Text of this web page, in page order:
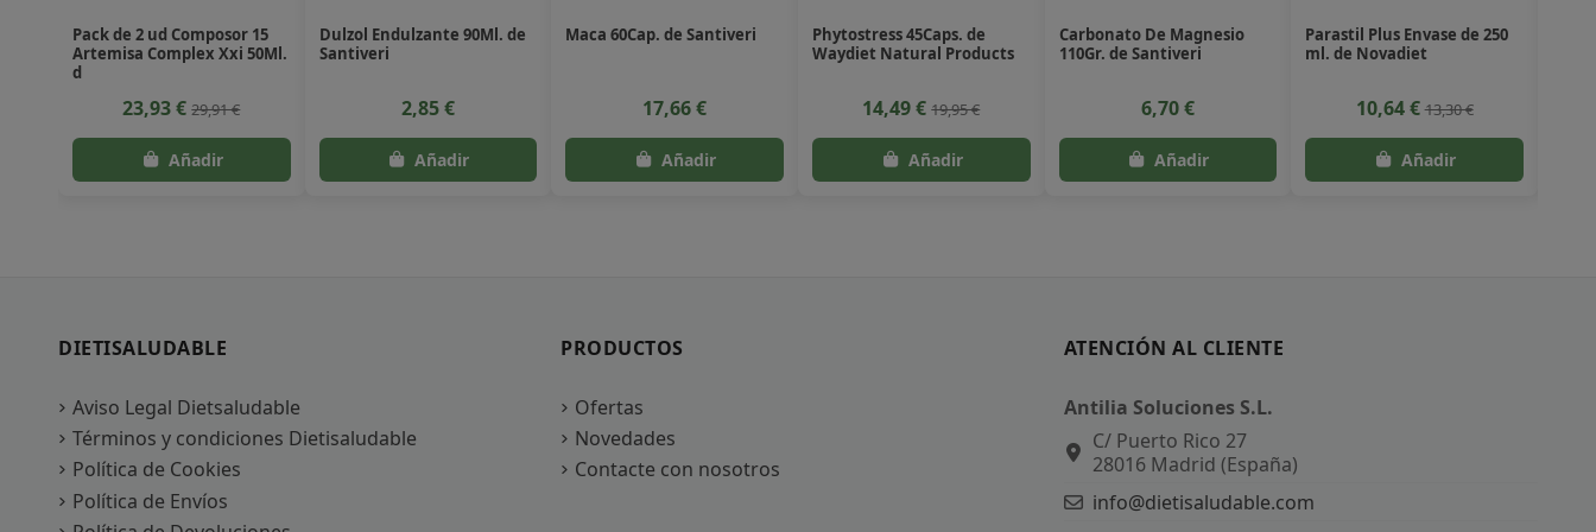
Pack de 2 ud Composor 15
Artemisa Complex Xxi 50Ml.
d
23,93 €29,91 €
Dulzol Endulzante 90Ml. de
Santiveri
2,85 €
Maca 60Cap. de Santiveri
17,66 €
Phytostress 45Caps. de
Waydiet Natural Products
14,49 €19,95 €
Carbonato De Magnesio
110Gr. de Santiveri
6,70 €
Parastil Plus Envase de 250
ml. de Novadiet
10,64 €13,30 €
DIETISALUDABLE
Aviso Legal Dietsaludable
Términos y condiciones Dietisaludable
Política de Cookies
Política de Envíos
PRODUCTOS
Ofertas
Novedades
Contacte con nosotros
ATENCIÓN AL CLIENTE
Antilia Soluciones S.L.
C/ Puerto Rico 27
28016 Madrid (España)
info@dietisaludable.com